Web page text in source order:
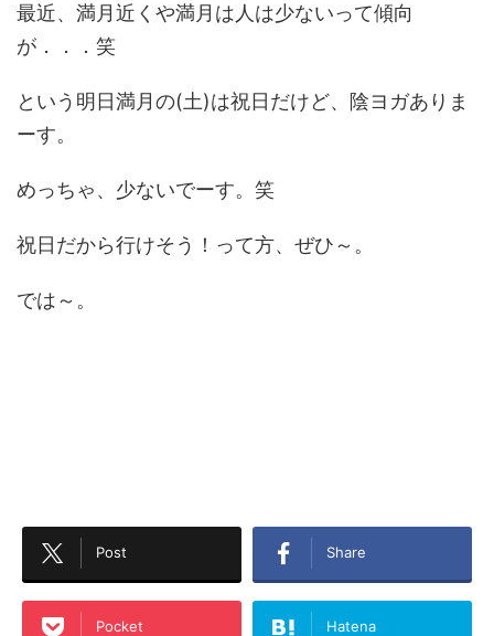
最近、満月近くや満月は人は少ないって傾向
が．．．笑
という明日満月の(土)は祝日だけど、陰ヨガありま
ーす。
めっちゃ、少ないでーす。笑
祝日だから行けそう！って方、ぜひ～。
では～。
Post Share
Pocket Hatena